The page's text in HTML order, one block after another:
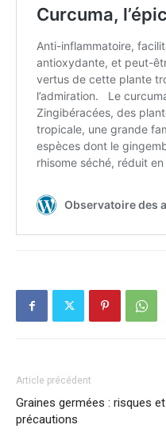
Article précédent
Graines germées : risques et
précautions